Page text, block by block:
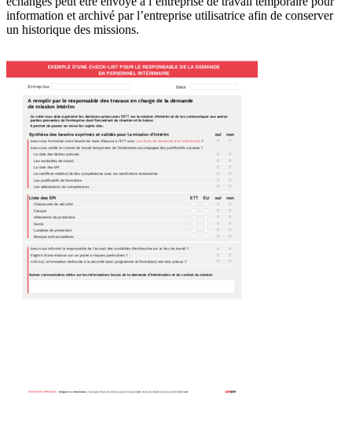
information et archivé par l’entreprise utilisatrice afin de conserver
un historique des missions.